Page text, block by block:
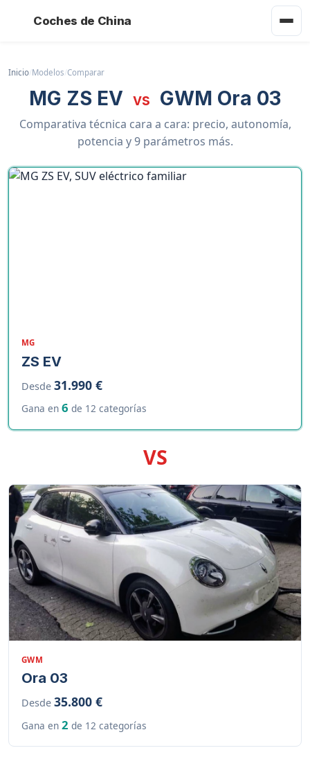
Coches de China
Inicio/Modelos/Comparar
MG ZS EV vs GWM Ora 03
Comparativa técnica cara a cara: precio, autonomía,
potencia y 9 parámetros más.
MG
ZS EV
Desde 31.990 €
Gana en 6 de 12 categorías
VS
GWM
Ora 03
Desde 35.800 €
Gana en 2 de 12 categorías